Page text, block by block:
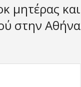
μητέρας και
στην Αθήνα